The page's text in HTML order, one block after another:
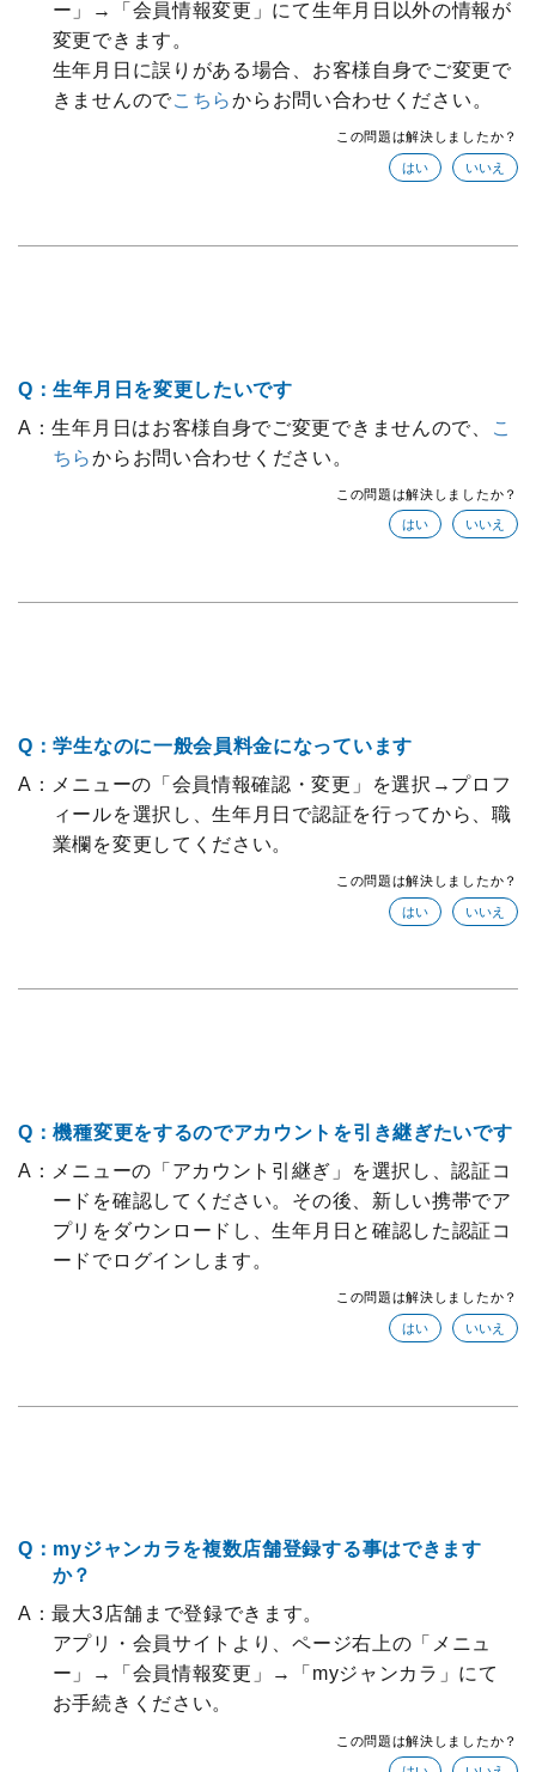
ー」→「会員情報変更」にて生年月日以外の情報が
変更できます。
生年月日に誤りがある場合、お客様自身でご変更で
きませんのでこちらからお問い合わせください。
この問題は解決しましたか？
Q：生年月日を変更したいです
A：生年月日はお客様自身でご変更できませんので、
こ
ちらからお問い合わせください。
この問題は解決しましたか？
Q：学生なのに一般会員料金になっています
A：メニューの「会員情報確認・変更」を選択→プロフ
ィールを選択し、生年月日で認証を行ってから、職
業欄を変更してください。
この問題は解決しましたか？
Q：機種変更をするのでアカウントを引き継ぎたいです
A：メニューの「アカウント引継ぎ」を選択し、認証コ
ードを確認してください。その後、新しい携帯でア
プリをダウンロードし、生年月日と確認した認証コ
ードでログインします。
この問題は解決しましたか？
Q：myジャンカラを複数店舗登録する事はできます
か？
A：最大3店舗まで登録できます。
アプリ・会員サイトより、ページ右上の「メニュ
ー」→「会員情報変更」→「myジャンカラ」にて
お手続きください。
この問題は解決しましたか？